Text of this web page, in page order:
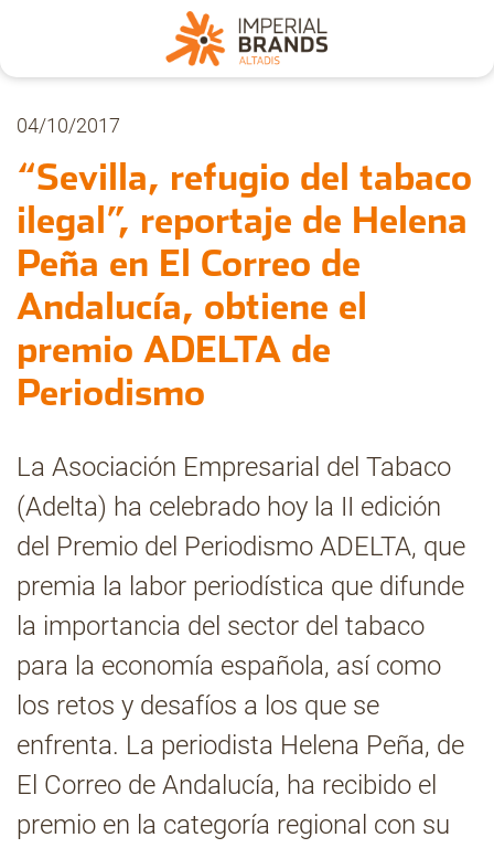
Nosotros
Secciones
Denuncia
Pregúntanos
Estadísticas CMT
04/10/2017
“Sevilla, refugio del tabaco
ilegal”, reportaje de Helena
Peña en El Correo de
Andalucía, obtiene el
premio ADELTA de
Periodismo
La Asociación Empresarial del Tabaco
(Adelta) ha celebrado hoy la II edición
del Premio del Periodismo ADELTA, que
premia la labor periodística que difunde
la importancia del sector del tabaco
para la economía española, así como
los retos y desafíos a los que se
enfrenta. La periodista Helena Peña, de
El Correo de Andalucía, ha recibido el
premio en la categoría regional con su